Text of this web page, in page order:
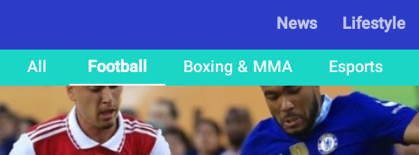
News Lifestyle
All
Football Boxing & MMA Esports